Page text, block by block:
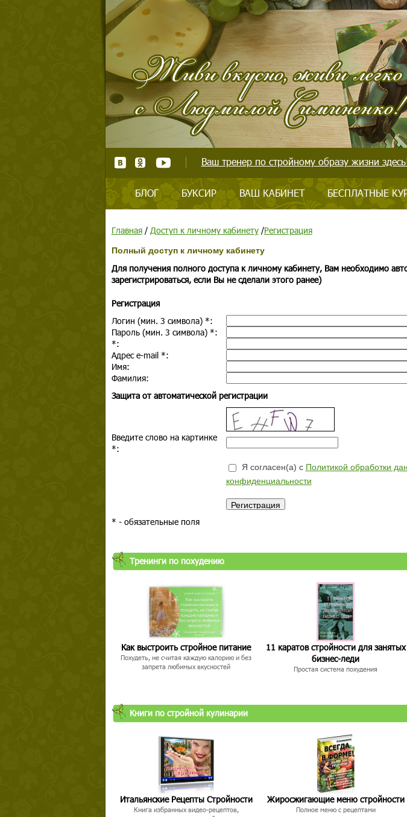
Ваш тренер по стройному образу жизни
БЛОГ БУКСИР ВАШ КАБИНЕТ БЕСПЛАТНЫЕ
Главная/ Доступ к личному кабинету/Регистрация
Полный доступ к личному кабинету
Для получения полного доступа к личному кабинету, Вам необходимо
зарегистрироваться, если Вы не сделали этого ранее)
Регистрация
Логин (мин. 3 символа) *:
Пароль (мин. 3 символа) *:
*:
Адрес e-mail *:
Имя:
Фамилия:
Защита от автоматической регистрации
Введите слово на картинке
*:
Я согласен(а) с Политикой обработки
конфиденциальности
* - обязательные поля
Тренинги по похудению
Как выстроить стройное питание
Похудеть, не считая каждую калорию и без
запрета любимых вкусностей
11 каратов стройности для занятых
бизнес-леди
Простая система похудения
Книги по стройной кулинарии
Итальянские Рецепты Стройности
Книга избранных видео-рецептов,
Жиросжигающие меню стройности
Полное меню с рецептами